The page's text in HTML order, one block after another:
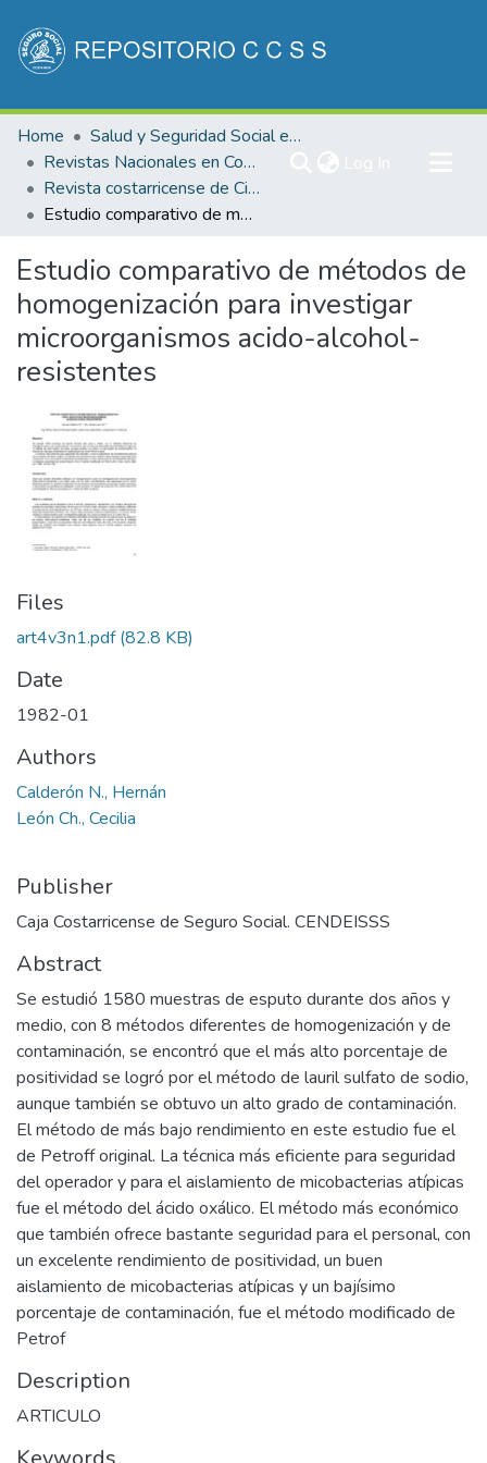
Communities & Collections
All of DSpace
Statistics
Home
Salud y Seguridad Social en Costa Rica
Revistas Nacionales en Costa Rica
Revista costarricense de Ciencias Médicas
Estudio comparativo de métodos de homogenización para investigar microorganismos acido-alcohol-resistentes
Estudio comparativo de métodos de
homogenización para investigar
microorganismos acido-alcohol-
resistentes
Files
art4v3n1.pdf(82.8 KB)
Date
1982-01
Authors
Calderón N., Hernán
León Ch., Cecilia
Publisher
Caja Costarricense de Seguro Social. CENDEISSS
Abstract
Se estudió 1580 muestras de esputo durante dos años y
medio, con 8 métodos diferentes de homogenización y de
contaminación, se encontró que el más alto porcentaje de
positividad se logró por el método de lauril sulfato de sodio,
aunque también se obtuvo un alto grado de contaminación.
El método de más bajo rendimiento en este estudio fue el
de Petroff original. La técnica más eficiente para seguridad
del operador y para el aislamiento de micobacterias atípicas
fue el método del ácido oxálico. El método más económico
que también ofrece bastante seguridad para el personal, con
un excelente rendimiento de positividad, un buen
aislamiento de micobacterias atípicas y un bajísimo
porcentaje de contaminación, fue el método modificado de
Petrof
Description
ARTICULO